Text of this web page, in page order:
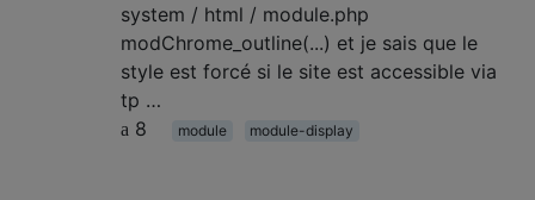
system / html / module.php
modChrome_outline(...) et je sais que le
style est forcé si le site est accessible via
tp …
8
module module-display